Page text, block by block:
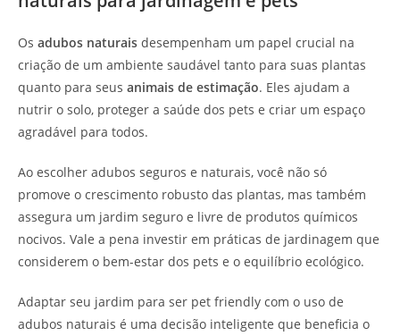
Os adubos naturais desempenham um papel crucial na
criação de um ambiente saudável tanto para suas plantas
quanto para seus animais de estimação. Eles ajudam a
nutrir o solo, proteger a saúde dos pets e criar um espaço
agradável para todos.
Ao escolher adubos seguros e naturais, você não só
promove o crescimento robusto das plantas, mas também
assegura um jardim seguro e livre de produtos químicos
nocivos. Vale a pena investir em práticas de jardinagem que
considerem o bem-estar dos pets e o equilíbrio ecológico.
Adaptar seu jardim para ser pet friendly com o uso de
adubos naturais é uma decisão inteligente que beneficia o